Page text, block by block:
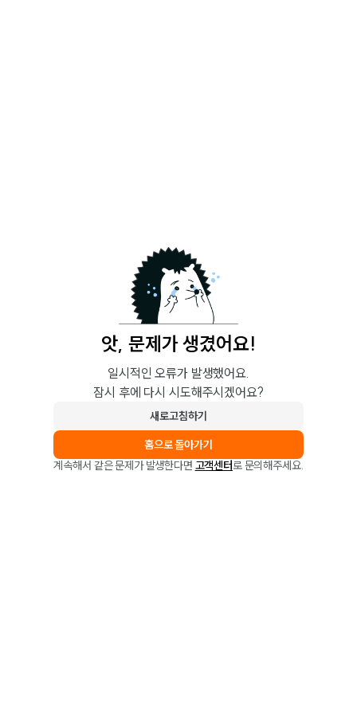
앗, 문제가 생겼어요!
일시적인 오류가 발생했어요.
잠시 후에 다시 시도해주시겠어요?
새로고침하기
홈으로 돌아가기
계속해서 같은 문제가 발생한다면 고객센터로 문의해주세요.